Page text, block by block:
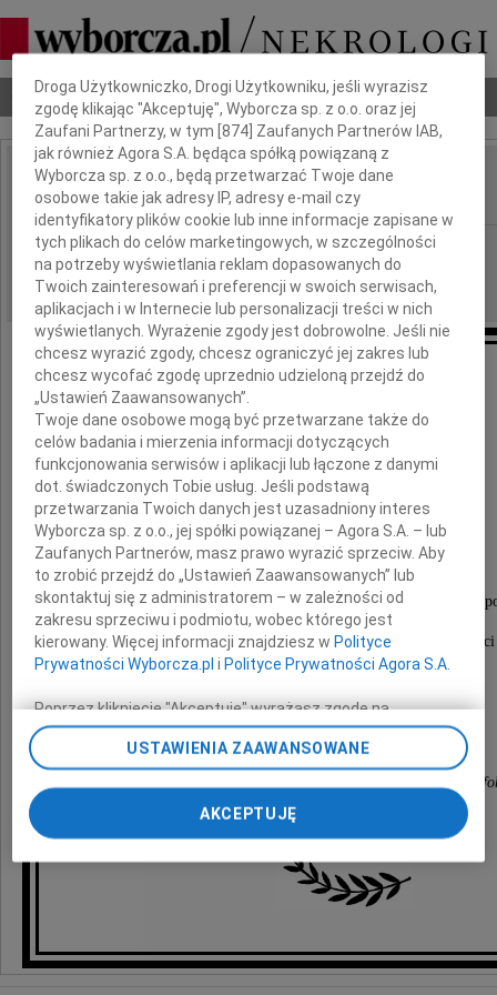
Nekrologi Odeszli Poradnik pogrzebowy
IMIĘ I NAZWISKO: Adam Świtlik
REGION: Opole
DATA EMISJI: 11.01.2022
Z głębokim smutkiem żegnamy
zmarłego 8 stycznia 2022 roku
Adama Świtlika
członka Zarządu Stowarzyszenia Otwarta
aktywnie działającego na rzecz demokracji,
Przyjaciele z Otwartej Rzeczpospolitej
Stowarzyszenia przeciw Antysemityzmowi i
Dbamy o Twoją prywatność
Droga Użytkowniczko, Drogi Użytkowniku, jeśli wyrazisz
zgodę klikając "Akceptuję", Wyborcza sp. z o.o. oraz jej
Zaufani Partnerzy, w tym [874 ] Zaufanych Partnerów IAB,
jak również Agora S.A. będąca spółką powiązaną z
Wyborcza sp. z o.o., będą przetwarzać Twoje dane
osobowe takie jak adresy IP, adresy e-mail czy
identyfikatory plików cookie lub inne informacje zapisane w
tych plikach do celów marketingowych, w szczególności
na potrzeby wyświetlania reklam dopasowanych do
Twoich zainteresowań i preferencji w swoich serwisach,
aplikacjach i w Internecie lub personalizacji treści w nich
wyświetlanych. Wyrażenie zgody jest dobrowolne. Jeśli nie
chcesz wyrazić zgody, chcesz ograniczyć jej zakres lub
chcesz wycofać zgodę uprzednio udzieloną przejdź do
„Ustawień Zaawansowanych”.
Twoje dane osobowe mogą być przetwarzane także do
celów badania i mierzenia informacji dotyczących
funkcjonowania serwisów i aplikacji lub łączone z danymi
dot. świadczonych Tobie usług. Jeśli podstawą
przetwarzania Twoich danych jest uzasadniony interes
Wyborcza sp. z o.o., jej spółki powiązanej – Agora S.A. – lub
Zaufanych Partnerów, masz prawo wyrazić sprzeciw. Aby
to zrobić przejdź do „Ustawień Zaawansowanych” lub
skontaktuj się z administratorem – w zależności od
zakresu sprzeciwu i podmiotu, wobec którego jest
kierowany. Więcej informacji znajdziesz w Polityce
Prywatności Wyborcza.pl i Polityce Prywatności Agora S.A.
Poprzez kliknięcie "Akceptuję" wyrażasz zgodę na
zainstalowanie i przechowywanie plików typu cookie
Wyborczej sp. z o. o. jej Zaufanych Partnerów i Agora S.A.
na Twoim urządzeniu końcowym. Możesz też w każdej
chwili zmienić swoje preferencje dot. plików cookie,
ponownie wywołując narzędzie do zarządzania Twoimi
preferencjami dot. przetwarzania danych poprzez
odnośnik „Ustawienia prywatności” w stopce serwisu i
przechodząc do sekcji „Ustawienia zaawansowane”.
Zmiana ustawień plików cookie możliwa jest także za
My, nasi Zaufani Partnerzy i Agora S.A. możemy
USTAWIENIA ZAAWANSOWANE
AKCEPTUJĘ